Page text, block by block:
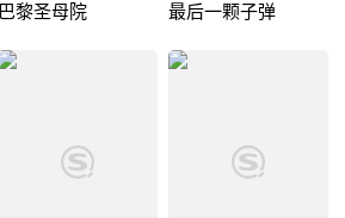
巴黎圣母院 最后一颗子弹